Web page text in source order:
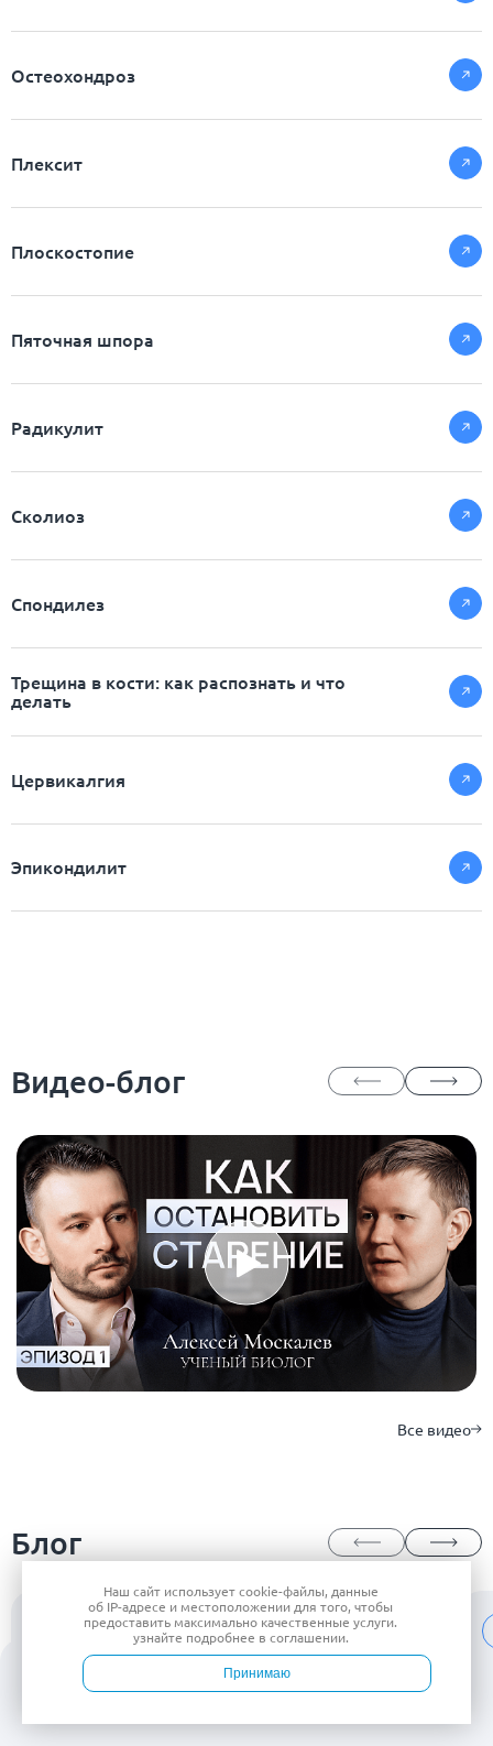
Остеохондроз
Плексит
Плоскостопие
Пяточная шпора
Радикулит
Сколиоз
Спондилез
Трещина в кости: как распознать и что
делать
Цервикалгия
Эпикондилит
Видео-блог
Все видео
Блог
Врач ЛФК
Наш сайт используетcookie-файлы, данные
об IP-адресе и местоположении для того, чтобы
предоставить максимально качественные услуги.
узнайте подробнее в соглашении.
Принимаю